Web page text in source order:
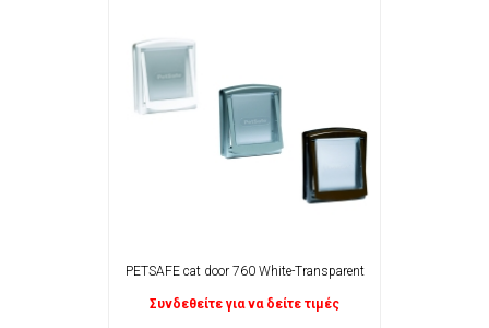
PETSAFE cat door 760 White-Transparent
Συνδεθείτε για να δείτε τιμές